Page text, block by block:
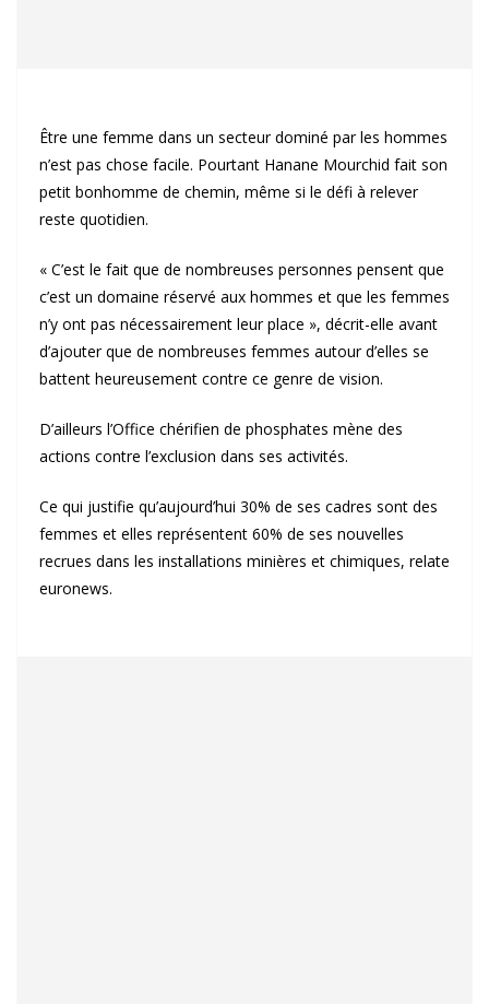
Être une femme dans un secteur dominé par les hommes
n’est pas chose facile. Pourtant Hanane Mourchid fait son
petit bonhomme de chemin, même si le défi à relever
reste quotidien.
« C’est le fait que de nombreuses personnes pensent que
c’est un domaine réservé aux hommes et que les femmes
n’y ont pas nécessairement leur place », décrit-elle avant
d’ajouter que de nombreuses femmes autour d’elles se
battent heureusement contre ce genre de vision.
D’ailleurs l’Office chérifien de phosphates mène des
actions contre l’exclusion dans ses activités.
Ce qui justifie qu’aujourd’hui 30% de ses cadres sont des
femmes et elles représentent 60% de ses nouvelles
recrues dans les installations minières et chimiques, relate
euronews.